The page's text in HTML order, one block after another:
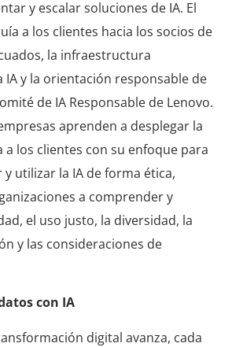
y escalar soluciones de IA. El
a los clientes hacia los socios de
la infraestructura
IA y la orientación responsable de
de IA Responsable de Lenovo.
aprenden a desplegar la
a los clientes con su enfoque para
utilizar la IA de forma ética,
a comprender y
el uso justo, la diversidad, la
y las consideraciones de
con IA
digital avanza, cada